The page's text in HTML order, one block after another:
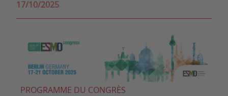
EXPERTS
CONGRÈS EN RÉSUMÉ
17/10/2025
PROGRAMME DU CONGRÈS